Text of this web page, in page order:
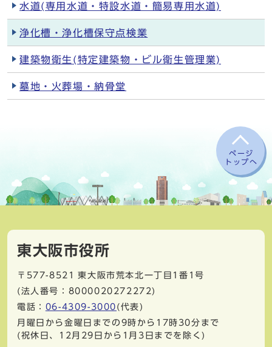
水道(専用水道・特設水道・簡易専用水道)
浄化槽・浄化槽保守点検業
建築物衛生(特定建築物・ビル衛生管理業)
墓地・火葬場・納骨堂
ページ
トップへ
東大阪市役所
〒577-8521
東大阪市荒本北一丁目1番1号
(法人番号：8000020272272)
電話： 06-4309-3000 (代表)
月曜日から金曜日までの9時から17時30分まで
(祝休日、12月29日から1月3日までを除く)